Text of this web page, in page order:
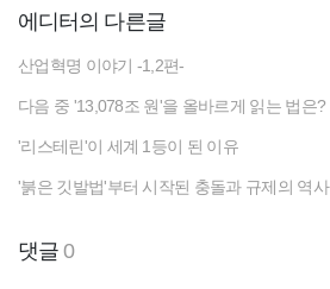
에디터의 다른글
산업혁명 이야기 -1,2편-
다음 중 '13,078조 원'을 올바르게 읽는 법은?
'리스테린'이 세계 1등이 된 이유
'붉은 깃발법'부터 시작된 충돌과 규제의 역사
댓글0